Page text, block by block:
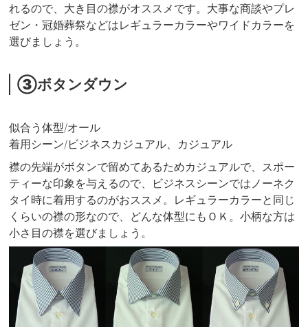
れるので、大き目の襟がオススメです。大事な商談やプレ
ゼン・冠婚葬祭などはレギュラーカラーやワイドカラーを
選びましょう。
③ボタンダウン
似合う体型/オール
着用シーン/ビジネスカジュアル、カジュアル
襟の先端がボタンで留めてあるためカジュアルで、スポー
ティーな印象を与えるので、ビジネスシーンではノーネク
タイ時に着用するのがおススメ。レギュラーカラーと同じ
くらいの襟の形なので、どんな体型にもＯＫ。小柄な方は
小さ目の襟を選びましょう。